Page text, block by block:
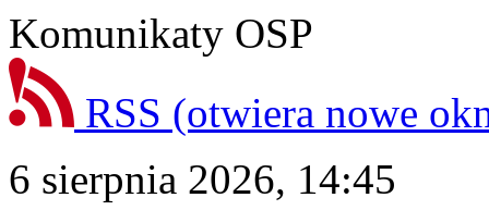
Komunikaty OSP
RSS (otwiera nowe
6 sierpnia 2026, 14:45